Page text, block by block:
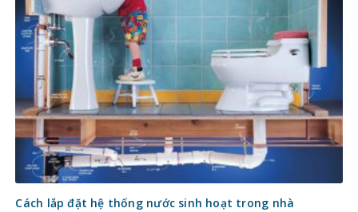
Cách lắp đặt hệ thống nước sinh hoạt trong nhà